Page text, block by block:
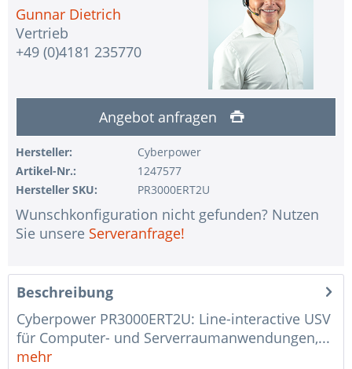
Gunnar Dietrich
Vertrieb
+49 (0)4181 235770
Angebot anfragen
Hersteller:
Cyberpower
Artikel-Nr.:
1247577
Hersteller SKU:
PR3000ERT2U
Wunschkonfiguration nicht gefunden? Nutzen
Sie unsere Serveranfrage!
Beschreibung
Cyberpower PR3000ERT2U: Line-interactive USV
für Computer- und Serverraumanwendungen,...
mehr